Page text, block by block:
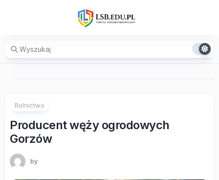
Rolnictwo
Producent węży ogrodowych
Gorzów
by